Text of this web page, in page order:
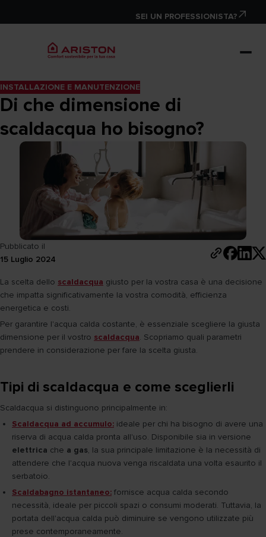
SEI UN PROFESSIONISTA?
INSTALLAZIONE E MANUTENZIONE
Di che dimensione di
scaldacqua ho bisogno?
Pubblicato il
15 Luglio 2024
La scelta dello scaldacqua giusto per la vostra casa è una decisione
che impatta significativamente la vostra comodità, efficienza
energetica e costi.
Per garantire l'acqua calda costante, è essenziale scegliere la giusta
dimensione per il vostro scaldacqua. Scopriamo quali parametri
prendere in considerazione per fare la scelta giusta.
Tipi di scaldacqua e come sceglierli
Scaldacqua si distinguono principalmente in:
Scaldacqua ad accumulo: ideale per chi ha bisogno di avere una
riserva di acqua calda pronta all'uso. Disponibile sia in versione
elettrica che a gas, la sua principale limitazione è la necessità di
attendere che l'acqua nuova venga riscaldata una volta esaurito il
serbatoio.
Scaldabagno istantaneo: fornisce acqua calda secondo
necessità, ideale per piccoli spazi o consumi moderati. Tuttavia, la
portata dell'acqua calda può diminuire se vengono utilizzate più
prese contemporaneamente.